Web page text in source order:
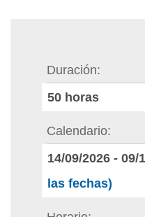
Duración
50 horas
Calendario
14/09/2026 - 09/
las fechas)